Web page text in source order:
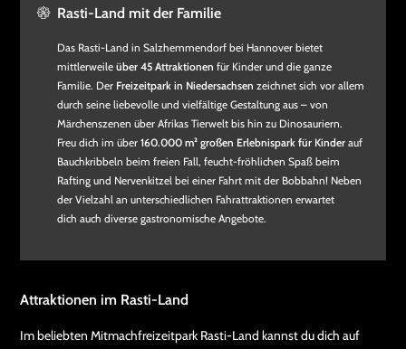
Rasti-Land mit der Familie
Das Rasti-Land in Salzhemmendorf bei Hannover bietet
mittlerweile über 45 Attraktionen für Kinder und die ganze
Familie. Der Freizeitpark in Niedersachsen zeichnet sich vor allem
durch seine liebevolle und vielfältige Gestaltung aus – von
Märchenszenen über Afrikas Tierwelt bis hin zu Dinosauriern.
Freu dich im über 160.000 m² großen Erlebnispark für Kinder auf
Bauchkribbeln beim freien Fall, feucht-fröhlichen Spaß beim
Rafting und Nervenkitzel bei einer Fahrt mit der Bobbahn! Neben
der Vielzahl an unterschiedlichen Fahrattraktionen erwartet
dich auch diverse gastronomische Angebote.
Attraktionen im Rasti-Land
Im beliebten Mitmachfreizeitpark Rasti-Land kannst du dich auf